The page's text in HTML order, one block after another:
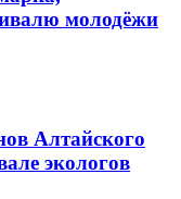
молодёжи
Алтайского
экологов